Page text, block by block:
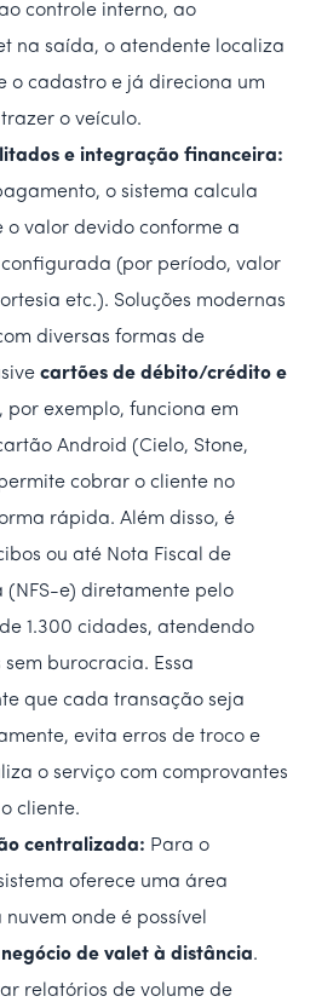
controle interno, ao
na saída, o atendente localiza
o cadastro e já direciona um
o veículo.
e integração financeira:
o sistema calcula
valor devido conforme a
(por período, valor
etc.). Soluções modernas
diversas formas de
cartões de débito/crédito e
, por exemplo, funciona em
Android (Cielo, Stone,
cobrar o cliente no
rápida. Além disso, é
ou até Nota Fiscal de
(NFS-e) diretamente pelo
1.300 cidades, atendendo
burocracia. Essa
que cada transação seja
evita erros de troco e
o serviço com comprovantes
cliente.
centralizada: Para o
oferece uma área
onde é possível
de valet à distância.
relatórios de volume de